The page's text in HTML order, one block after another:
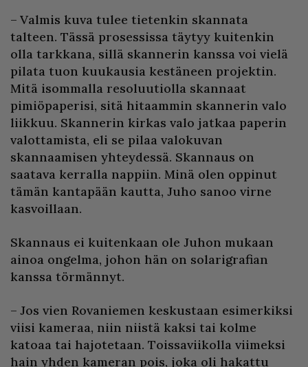
– Valmis kuva tulee tietenkin skannata
talteen. Tässä prosessissa täytyy kuitenkin
olla tarkkana, sillä skannerin kanssa voi vielä
pilata tuon kuukausia kestäneen projektin.
Mitä isommalla resoluutiolla skannaat
pimiöpaperisi, sitä hitaammin skannerin valo
liikkuu. Skannerin kirkas valo jatkaa paperin
valottamista, eli se pilaa valokuvan
skannaamisen yhteydessä. Skannaus on
saatava kerralla nappiin. Minä olen oppinut
tämän kantapään kautta, Juho sanoo virne
kasvoillaan.
Skannaus ei kuitenkaan ole Juhon mukaan
ainoa ongelma, johon hän on solarigrafian
kanssa törmännyt.
– Jos vien Rovaniemen keskustaan esimerkiksi
viisi kameraa, niin niistä kaksi tai kolme
katoaa tai hajotetaan. Toissaviikolla viimeksi
hain yhden kameran pois, joka oli hakattu